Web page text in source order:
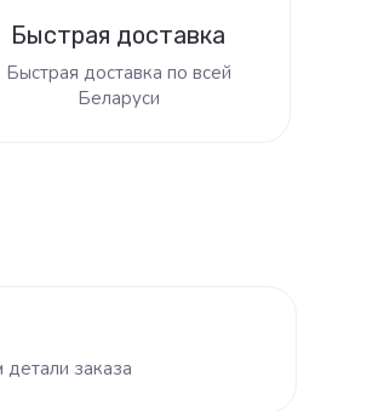
Быстрая доставка
Быстрая доставка по всей
Беларуси
заказа